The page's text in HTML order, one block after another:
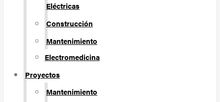
Eléctricas
Construcción
Mantenimiento
Electromedicina
Proyectos
Mantenimiento